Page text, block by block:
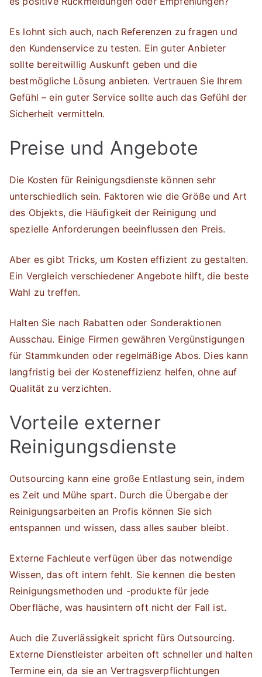
Es lohnt sich auch, nach Referenzen zu fragen und
den Kundenservice zu testen. Ein guter Anbieter
sollte bereitwillig Auskunft geben und die
bestmögliche Lösung anbieten. Vertrauen Sie Ihrem
Gefühl – ein guter Service sollte auch das Gefühl der
Sicherheit vermitteln.
Preise und Angebote
Die Kosten für Reinigungsdienste können sehr
unterschiedlich sein. Faktoren wie die Größe und Art
des Objekts, die Häufigkeit der Reinigung und
spezielle Anforderungen beeinflussen den Preis.
Aber es gibt Tricks, um Kosten effizient zu gestalten.
Ein Vergleich verschiedener Angebote hilft, die beste
Wahl zu treffen.
Halten Sie nach Rabatten oder Sonderaktionen
Ausschau. Einige Firmen gewähren Vergünstigungen
für Stammkunden oder regelmäßige Abos. Dies kann
langfristig bei der Kosteneffizienz helfen, ohne auf
Qualität zu verzichten.
Vorteile externer
Reinigungsdienste
Outsourcing kann eine große Entlastung sein, indem
es Zeit und Mühe spart. Durch die Übergabe der
Reinigungsarbeiten an Profis können Sie sich
entspannen und wissen, dass alles sauber bleibt.
Externe Fachleute verfügen über das notwendige
Wissen, das oft intern fehlt. Sie kennen die besten
Reinigungsmethoden und -produkte für jede
Oberfläche, was hausintern oft nicht der Fall ist.
Auch die Zuverlässigkeit spricht fürs Outsourcing.
Externe Dienstleister arbeiten oft schneller und halten
Termine ein, da sie an Vertragsverpflichtungen